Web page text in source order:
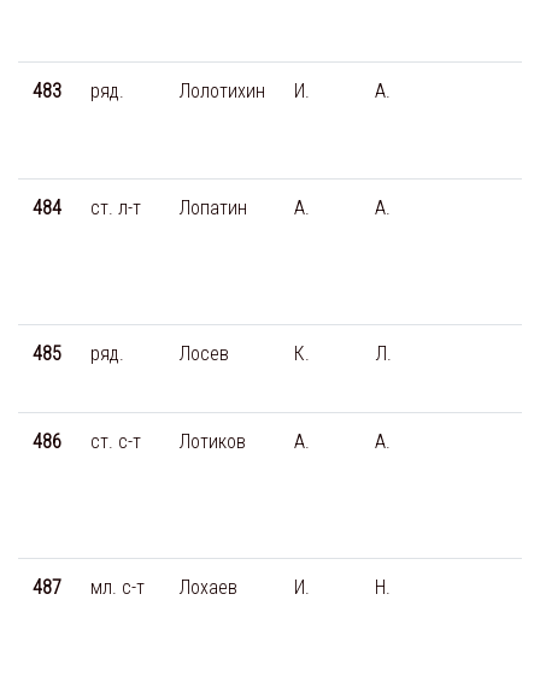
483 ряд. Лолотихин И. А.
484 ст. л-т Лопатин А. А.
485 ряд. Лосев К. Л.
486 ст. с-т Лотиков А. А.
487 мл. с-т Лохаев И. Н.